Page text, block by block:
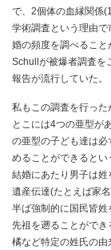
で、2個体の血縁関係
学術調査という理由
婚の頻度を調べるこ
Schullが被爆者調査を
報告が流行していた。
私もこの調査を行っ
とこには4つの亜型が
の亜型の子ども達は
めることができると
結婚にあたり男子は
遺産伝達(たとえば家
半ば強制的に国民皆
先祖を遡ることがで
橘など特定の姓氏の